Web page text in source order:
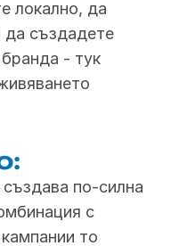
локално, да
да създадете
- тук
по-силна
с
то